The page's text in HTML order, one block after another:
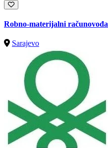
Robno-materijalni računovođa
Sarajevo